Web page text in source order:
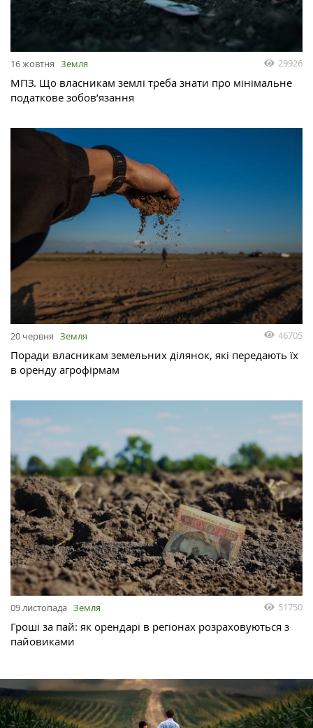
16 жовтня Земля 29926
МПЗ. Що власникам землі треба знати про мінімальне
податкове зобов’язання
20 червня Земля 46705
Поради власникам земельних ділянок, які передають їх
в оренду агрофірмам
09 листопада Земля 51750
Гроші за пай: як орендарі в регіонах розраховуються з
пайовиками